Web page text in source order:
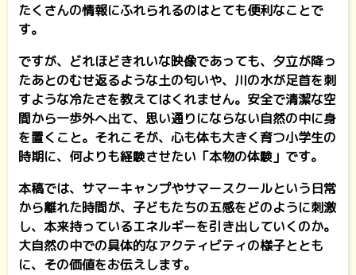
たくさんの情報にふれられるのはとても便利なことで
す。
ですが、どれほどきれいな映像であっても、夕立が降っ
たあとのむせ返るような土の匂いや、川の水が足首を刺
すような冷たさを教えてはくれません。安全で清潔な空
間から一歩外へ出て、思い通りにならない自然の中に身
を置くこと。それこそが、心も体も大きく育つ小学生の
時期に、何よりも経験させたい「本物の体験」です。
本稿では、サマーキャンプやサマースクールという日常
から離れた時間が、子どもたちの五感をどのように刺激
し、本来持っているエネルギーを引き出していくのか。
大自然の中での具体的なアクティビティの様子ととも
に、その価値をお伝えします。